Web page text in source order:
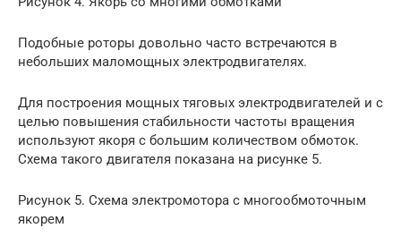
Подобные роторы довольно часто встречаются в
небольших маломощных электродвигателях.
Для построения мощных тяговых электродвигателей и с
целью повышения стабильности частоты вращения
используют якоря с большим количеством обмоток.
Схема такого двигателя показана на рисунке 5.
Рисунок 5. Схема электромотора с многообмоточным
якорем